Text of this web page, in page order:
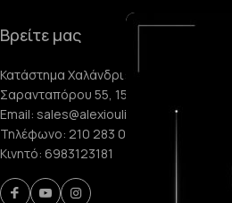
Βρείτε μας
Κατάστημα Χαλάνδρι:
Σαρανταπόρου 55, 15232, Χαλάνδρι
Email: sales@alexioulighting.gr
Τηλέφωνο: 210 283 0072
Κινητό: 6983123181